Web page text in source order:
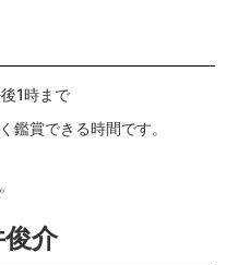
1時まで
鑑賞できる時間です。
介